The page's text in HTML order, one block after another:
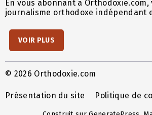
En vous abonnant à Orthodoxie.com,
journalisme orthodoxe indépendant
VOIR PLUS
© 2026 Orthodoxie.com
Présentation du site Politique de